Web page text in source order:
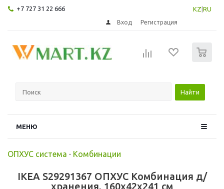
+7 727 31 22 666 KZ RU
Вход Регистрация
Найти
МЕНЮ
ОПХУС система - Комбинации
IKEA S29291367 ОПХУС Комбинация д/
хранения, 160x42x241 см